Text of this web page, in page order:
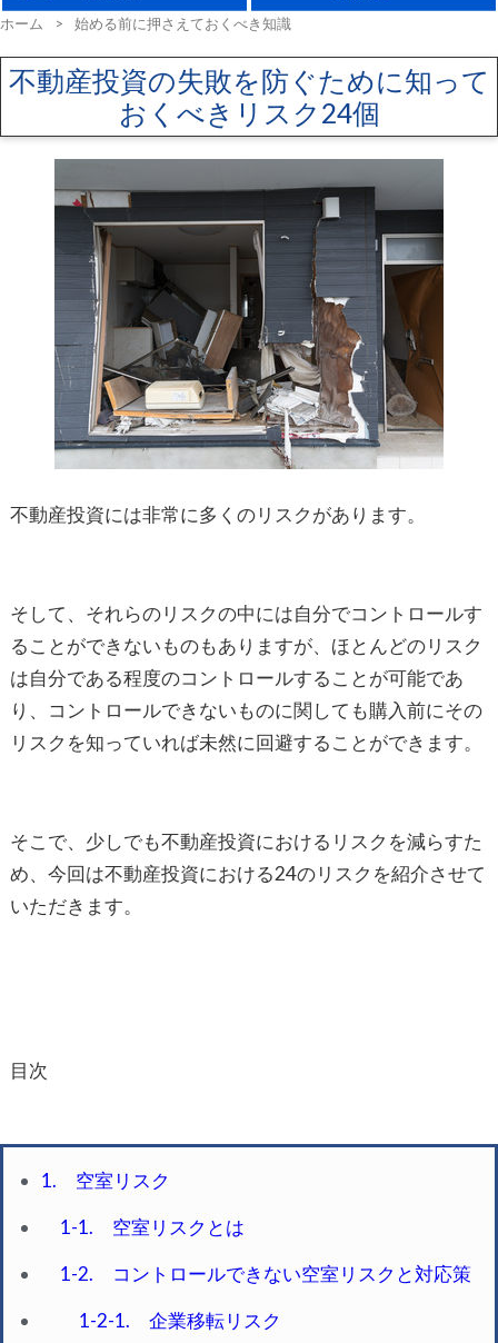
ホーム > 始める前に押さえておくべき知識
不動産投資の失敗を防ぐために知って
おくべきリスク24個
不動産投資には非常に多くのリスクがあります。
そして、それらのリスクの中には自分でコントロールす
ることができないものもありますが、ほとんどのリスク
は自分である程度のコントロールすることが可能であ
り、コントロールできないものに関しても購入前にその
リスクを知っていれば未然に回避することができます。
そこで、少しでも不動産投資におけるリスクを減らすた
め、今回は不動産投資における24のリスクを紹介させて
いただきます。
目次
1. 空室リスク
1-1. 空室リスクとは
1-2. コントロールできない空室リスクと対応策
1-2-1. 企業移転リスク